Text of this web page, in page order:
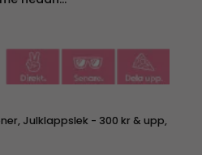
, Julklappslek - 300 kr & upp,